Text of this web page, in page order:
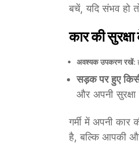
बचें, यदि संभव हो
कार की
अवश्यक उपकरण रखें:
सड़क पर हुए
और अपनी
गर्मी में अपनी
है, बल्कि आपकी